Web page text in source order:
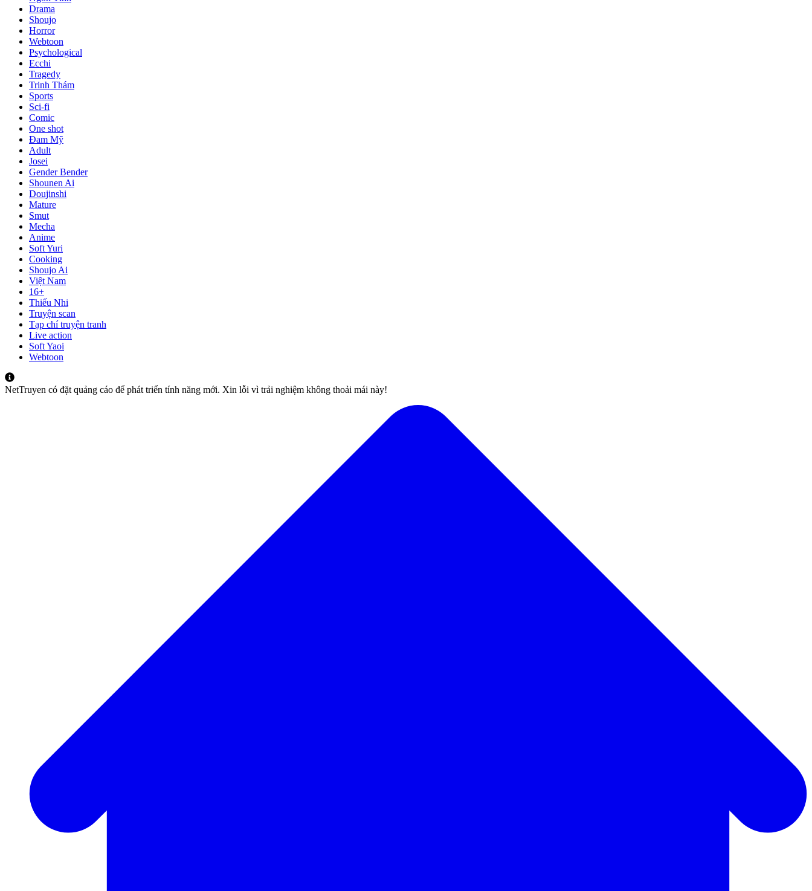
Drama
Shoujo
Horror
Webtoon
Psychological
Ecchi
Tragedy
Trinh Thám
Sports
Sci-fi
Comic
One shot
Đam Mỹ
Adult
Josei
Gender Bender
Shounen Ai
Doujinshi
Mature
Smut
Mecha
Anime
Soft Yuri
Cooking
Shoujo Ai
Việt Nam
16+
Thiếu Nhi
Truyện scan
Tạp chí truyện tranh
Live action
Soft Yaoi
Webtoon
NetTruyen có đặt quảng cáo để phát triển tính năng mới. Xin lỗi vì trải nghiệm không thoải mái này!